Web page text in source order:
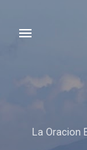
La Oracion